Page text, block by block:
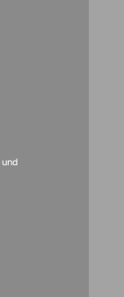
und